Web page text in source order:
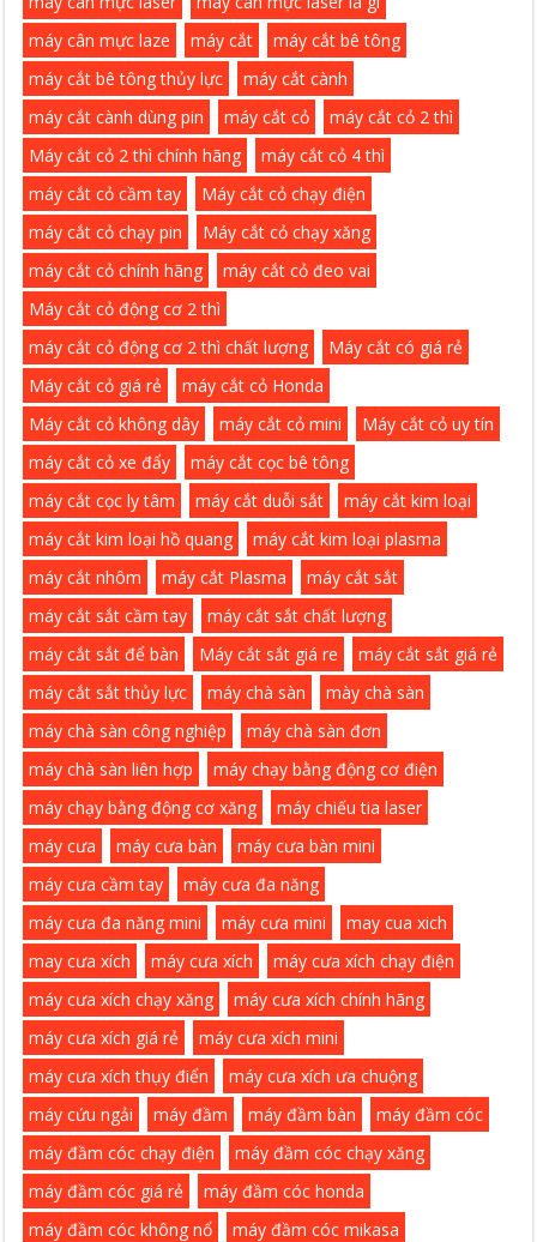
máy cân mực laze
máy cắt
máy cắt bê tông
máy cắt bê tông thủy lực
máy cắt cành
máy cắt cành dùng pin
máy cắt cỏ
máy cắt cỏ 2 thì
Máy cắt cỏ 2 thì chính hãng
máy cắt cỏ 4 thì
máy cắt cỏ cầm tay
Máy cắt cỏ chạy điện
máy cắt cỏ chạy pin
Máy cắt cỏ chạy xăng
máy cắt cỏ chính hãng
máy cắt cỏ đeo vai
Máy cắt cỏ động cơ 2 thì
máy cắt cỏ động cơ 2 thì chất lượng
Máy cắt có giá rẻ
Máy cắt cỏ giá rẻ
máy cắt cỏ Honda
Máy cắt cỏ không dây
máy cắt cỏ mini
Máy cắt cỏ uy tín
máy cắt cỏ xe đẩy
máy cắt cọc bê tông
máy cắt cọc ly tâm
máy cắt duỗi sắt
máy cắt kim loại
máy cắt kim loại hồ quang
máy cắt kim loại plasma
máy cắt nhôm
máy cắt Plasma
máy cắt sắt
máy cắt sắt cầm tay
máy cắt sắt chất lượng
máy cắt sắt để bàn
Máy cắt sắt giá re
máy cắt sắt giá rẻ
máy cắt sắt thủy lực
máy chà sàn
mày chà sàn
máy chà sàn công nghiệp
máy chà sàn đơn
máy chà sàn liên hợp
máy chạy bằng động cơ điện
máy chạy bằng động cơ xăng
máy chiếu tia laser
máy cưa
máy cưa bàn
máy cưa bàn mini
máy cưa cầm tay
máy cưa đa năng
máy cưa đa năng mini
máy cưa mini
may cua xich
may cưa xích
máy cưa xích
máy cưa xích chạy điện
máy cưa xích chạy xăng
máy cưa xích chính hãng
máy cưa xích giá rẻ
máy cưa xích mini
máy cưa xích thụy điển
máy cưa xích ưa chuộng
máy cứu ngải
máy đầm máy đầm bàn
máy đầm cóc
máy đầm cóc chạy điện
máy đầm cóc chạy xăng
máy đầm cóc giá rẻ
máy đầm cóc honda
máy đầm cóc không nổ
máy đầm cóc mikasa